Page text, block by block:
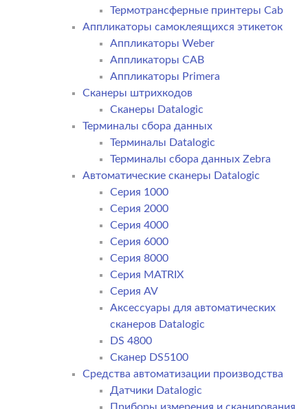
Термотрансферные принтеры Cab
Аппликаторы самоклеящихся этикеток
Аппликаторы Weber
Аппликаторы CAB
Аппликаторы Primera
Сканеры штрихкодов
Сканеры Datalogic
Терминалы сбора данных
Терминалы Datalogic
Терминалы сбора данных Zebra
Автоматические сканеры Datalogic
Серия 1000
Серия 2000
Серия 4000
Серия 6000
Серия 8000
Серия MATRIX
Серия AV
Аксессуары для автоматических
сканеров Datalogic
DS 4800
Сканер DS5100
Средства автоматизации производства
Датчики Datalogic